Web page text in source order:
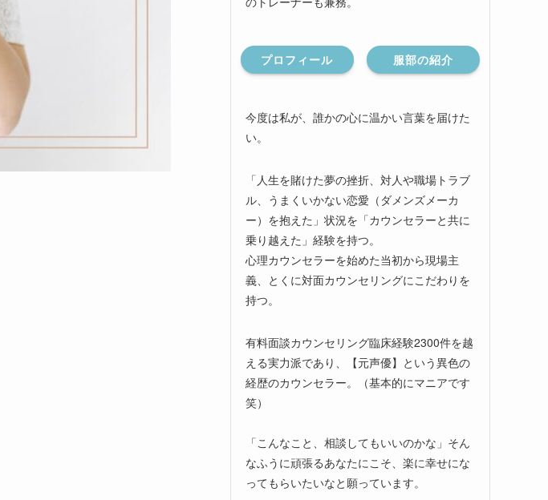
プロフィール 服部の紹介
今度は私が、誰かの心に温かい言葉を届けた
い。
「人生を賭けた夢の挫折、対人や職場トラブ
ル、うまくいかない恋愛（ダメンズメーカ
ー）を抱えた」状況を「カウンセラーと共に
乗り越えた」経験を持つ。
心理カウンセラーを始めた当初から現場主
義、とくに対面カウンセリングにこだわりを
持つ。
有料面談カウンセリング臨床経験2300件を越
える実力派であり、【元声優】という異色の
経歴のカウンセラー。（基本的にマニアです
笑）
「こんなこと、相談してもいいのかな」そん
なふうに頑張るあなたにこそ、楽に幸せにな
ってもらいたいなと願っています。